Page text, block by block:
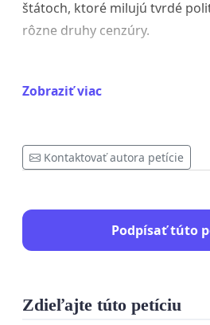
štátoch, ktoré milujú tvrdé
rôzne druhy cenzúry.
P. S. Vaše osobné údaje nie sú
anonymne. Petícia nezbiera
v pláne nútiť niekoho,
Zobraziť viac
Kontaktovať autora petície
Podpísať túto
Zdieľajte túto petíciu